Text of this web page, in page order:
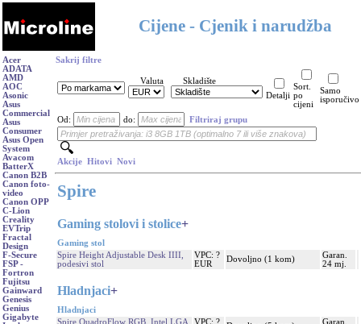
Cijene - Cjenik i narudžba
Acer
ADATA
AMD
AOC
Asonic
Asus
Commercial
Asus
Consumer
Asus Open
System
Avacom
BatterX
Canon B2B
Canon foto-
video
Canon OPP
C-Lion
Creality
EVTrip
Fractal
Design
F-Secure
FSP -
Fortron
Fujitsu
Gainward
Genesis
Genius
Gigabyte
Sakrij filtre
Valuta
Skladište
Detalji
Sort.
po
cijeni
Samo
isporučivo
Od: do: Filtriraj grupu
Akcije Hitovi Novi
Spire
Gaming stolovi i stolice+
Gaming stol
Spire Height Adjustable Desk IIII,
podesivi stol
VPC: ?
EUR
Dovoljno (1 kom)
Garan.
24 mj.
Hladnjaci+
Hladnjaci
Spire QuadroFlow RGB, Intel LGA
VPC: ?
Garan.